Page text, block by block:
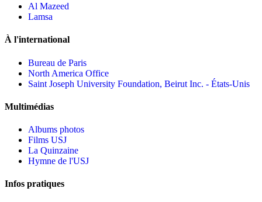
Al Mazeed
Lamsa
À l'international
Bureau de Paris
North America Office
Saint Joseph University Foundation, Beirut Inc. - États-Unis
Multimédias
Albums photos
Films USJ
La Quinzaine
Hymne de l'USJ
Infos pratiques